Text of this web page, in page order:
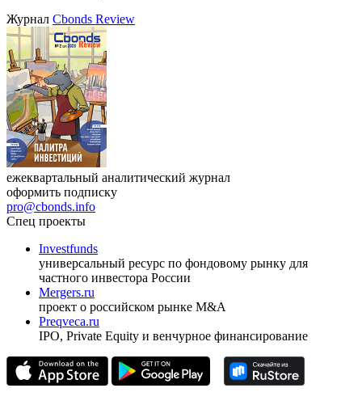
VIII международная конференция «Рынок капитала
Республики Узбекистан»
17.09.2026, Ташкент
ЖурналCbonds Review
ежеквартальный аналитический журнал
оформить подписку
pro@cbonds.info
Спец проекты
Investfunds
универсальный ресурс по фондовому рынку для
частного инвестора России
проект о российском рынке M&A
Preqveca.ru